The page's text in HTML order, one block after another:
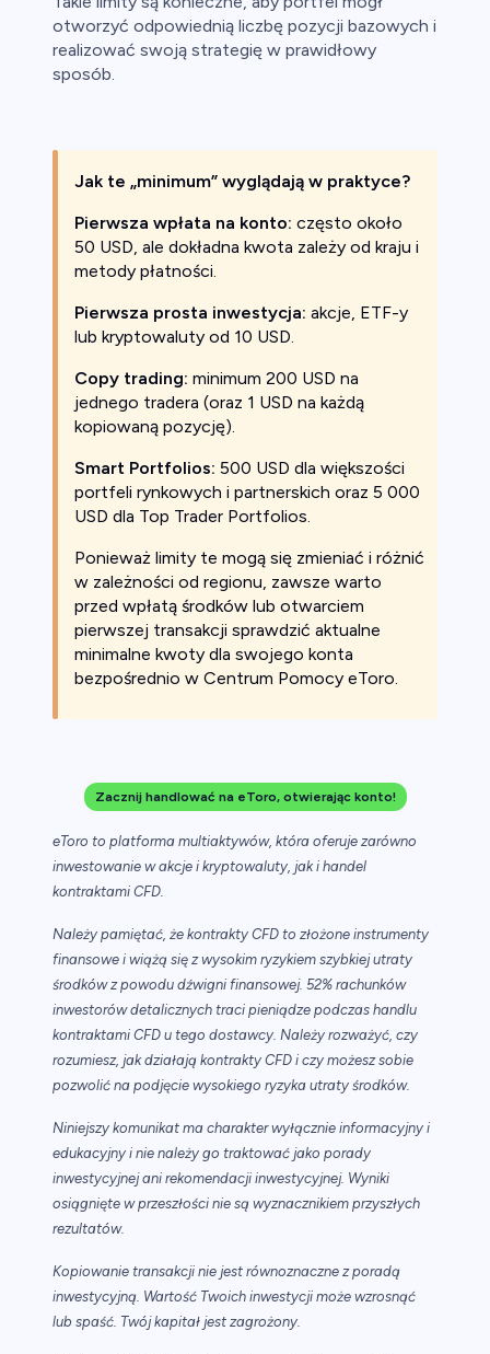
otworzyć odpowiednią liczbę pozycji bazowych i
realizować swoją strategię w prawidłowy
sposób.
Jak te „minimum” wyglądają w praktyce?
Pierwsza wpłata na konto: często około
50 USD, ale dokładna kwota zależy od kraju i
metody płatności.
Pierwsza prosta inwestycja: akcje, ETF-y
lub kryptowaluty od 10 USD.
Copy trading: minimum 200 USD na
jednego tradera (oraz 1 USD na każdą
kopiowaną pozycję).
Smart Portfolios: 500 USD dla większości
portfeli rynkowych i partnerskich oraz 5 000
USD dla Top Trader Portfolios.
Ponieważ limity te mogą się zmieniać i różnić
w zależności od regionu, zawsze warto
przed wpłatą środków lub otwarciem
pierwszej transakcji sprawdzić aktualne
minimalne kwoty dla swojego konta
bezpośrednio w Centrum Pomocy eToro.
Zacznij handlować na eToro, otwierając konto!
eToro to platforma multiaktywów, która oferuje zarówno
inwestowanie w akcje i kryptowaluty, jak i handel
kontraktami CFD.
Należy pamiętać, że kontrakty CFD to złożone instrumenty
finansowe i wiążą się z wysokim ryzykiem szybkiej utraty
środków z powodu dźwigni finansowej. 52% rachunków
inwestorów detalicznych traci pieniądze podczas handlu
kontraktami CFD u tego dostawcy. Należy rozważyć, czy
rozumiesz, jak działają kontrakty CFD i czy możesz sobie
pozwolić na podjęcie wysokiego ryzyka utraty środków.
Niniejszy komunikat ma charakter wyłącznie informacyjny i
edukacyjny i nie należy go traktować jako porady
inwestycyjnej ani rekomendacji inwestycyjnej. Wyniki
osiągnięte w przeszłości nie są wyznacznikiem przyszłych
rezultatów.
Kopiowanie transakcji nie jest równoznaczne z poradą
inwestycyjną. Wartość Twoich inwestycji może wzrosnąć
lub spaść. Twój kapitał jest zagrożony.